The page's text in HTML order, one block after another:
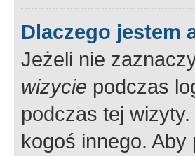
Dlaczego jestem
Jeżeli nie
wizycie podczas
podczas tej
kogoś innego.